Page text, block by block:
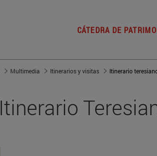
CÁTEDRA DE
Multimedia Itinerarios y visitas Itinerario
Itinerario